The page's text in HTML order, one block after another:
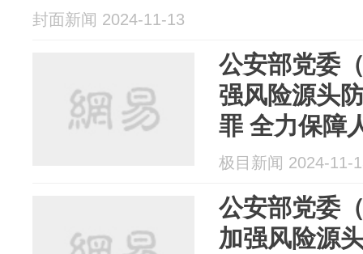
封面新闻 2024-11-13
公安部党委
强风险源头
罪 全力保障
社会稳定
极目新闻 2024-11-
公安部党委
加强风险源